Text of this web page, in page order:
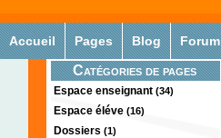
Accueil Pages Blog Forum
Catégories de pages
Espace enseignant (34)
Espace éléve (16)
Dossiers (1)